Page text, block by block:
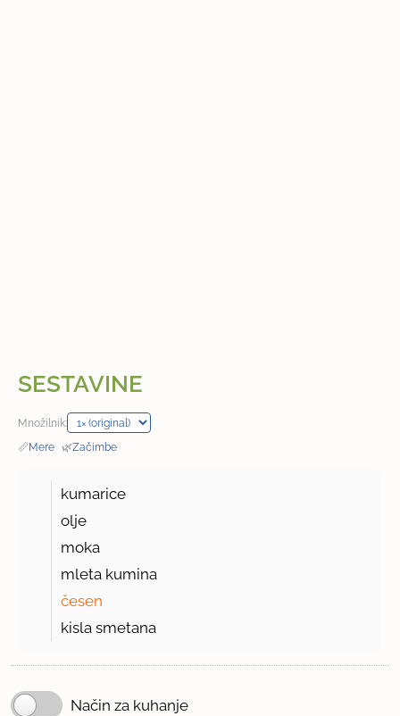
SESTAVINE
Množilnik:
📏Mere · 🌿Začimbe
kumarice
olje
moka
mleta kumina
česen
kisla smetana
Način za kuhanje